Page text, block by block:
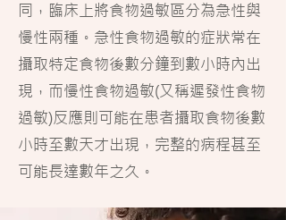
同，臨床上將食物過敏區分為急性與
慢性兩種。急性食物過敏的症狀常在
攝取特定食物後數分鐘到數小時內出
現，而慢性食物過敏(又稱遲發性食物
過敏)反應則可能在患者攝取食物後數
小時至數天才出現，完整的病程甚至
可能長達數年之久。